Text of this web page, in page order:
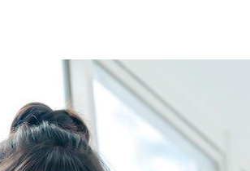
00:12